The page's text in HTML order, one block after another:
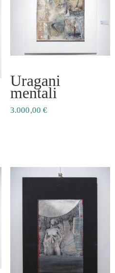
Uragani
mentali
3.000,00€